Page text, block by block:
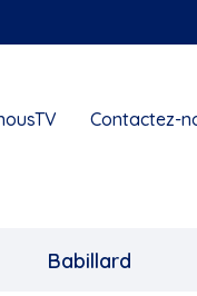
Contactez-
Babillard